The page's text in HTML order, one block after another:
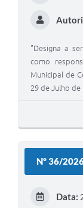
"Designa a
como
Municipal de
29 de Julho de
Nº 36/
Data: